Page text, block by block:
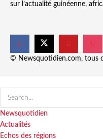
sur l’actualité guinéenne,
© Newsquotidien.com, tous
Newsquotidien
Actualités
Echos des régions